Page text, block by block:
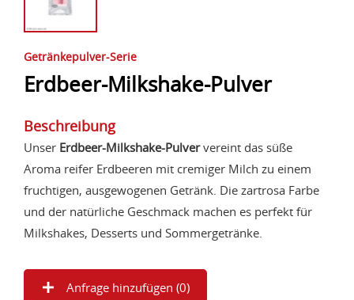
Getränkepulver-Serie
Erdbeer-Milkshake-Pulver
Beschreibung
Unser Erdbeer-Milkshake-Pulververeint das süße
Aroma reifer Erdbeeren mit cremiger Milch zu einem
fruchtigen, ausgewogenen Getränk. Die zartrosa Farbe
und der natürliche Geschmack machen es perfekt für
Milkshakes, Desserts und Sommergetränke.
Anfrage hinzufügen (0)